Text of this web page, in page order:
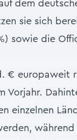
dem
sie sich
sowie die
€ europaweit
Vorjahr.
einzelnen